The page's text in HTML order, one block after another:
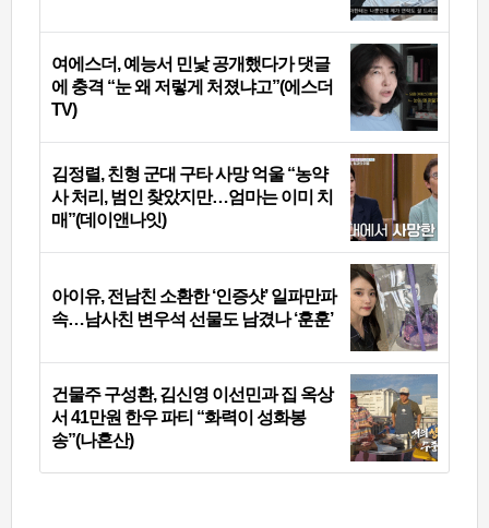
여에스더, 예능서 민낯 공개했다가 댓글
에 충격 “눈 왜 저렇게 처졌냐고”(에스더
TV)
김정렬, 친형 군대 구타 사망 억울 “농약
사 처리, 범인 찾았지만…엄마는 이미 치
매”(데이앤나잇)
아이유, 전남친 소환한 ‘인증샷’ 일파만파
속…남사친 변우석 선물도 남겼나 ‘훈훈’
건물주 구성환, 김신영 이선민과 집 옥상
서 41만원 한우 파티 “화력이 성화봉
송”(나혼산)